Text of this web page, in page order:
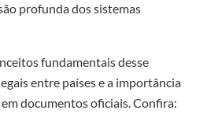
profunda dos sistemas
fundamentais desse
entre países e a importância
documentos oficiais. Confira: